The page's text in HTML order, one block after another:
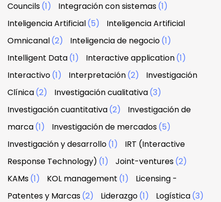
Councils(1) Integración con sistemas(1)
Inteligencia Artificial(5)
Inteligencia Artificial
Omnicanal(2) Inteligencia de negocio(1)
Intelligent Data(1) Interactive application(1)
Interactivo(1) Interpretación(2)
Investigación
Clínica(2) Investigación cualitativa(3)
Investigación cuantitativa(2)
Investigación de
marca(1) Investigación de mercados(5)
Investigación y desarrollo(1)
IRT (Interactive
Response Technology) (1) Joint-ventures(2)
KAMs(1) KOL management (1)
Licensing -
Patentes y Marcas(2) Liderazgo(1) Logística(3)